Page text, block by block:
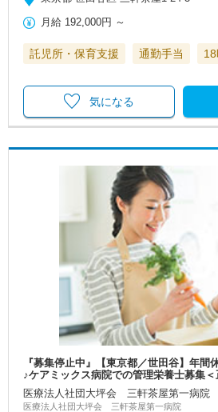
月給 192,000円 ～
託児所・保育支援 通勤手当
気になる
『募集停止中』【東京都／世田谷】年間
♪ケアミックス病院での管理栄養士募集＜
医療法人社団大坪会 三軒茶屋第一病院
医療法人社団大坪会 三軒茶屋第一病院